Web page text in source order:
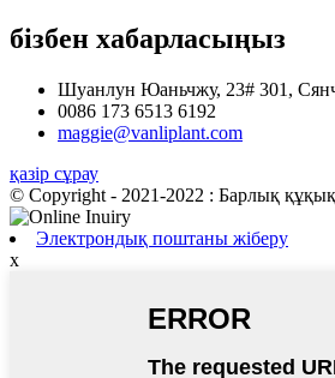
бізбен хабарласыңыз
Шуанлун Юаньчжу, 23# 301,
0086 173 6513 6192
maggie@vanliplant.com
қазір сұрау
© Copyright - 2021-2022 : Барлық
Электрондық поштаны жіберу
x